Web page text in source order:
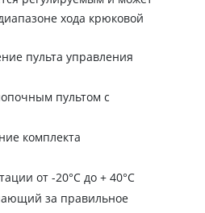
хода крюковой
пульта управления
пультом с
комплекта
от -20°C до + 40°C
за правильное